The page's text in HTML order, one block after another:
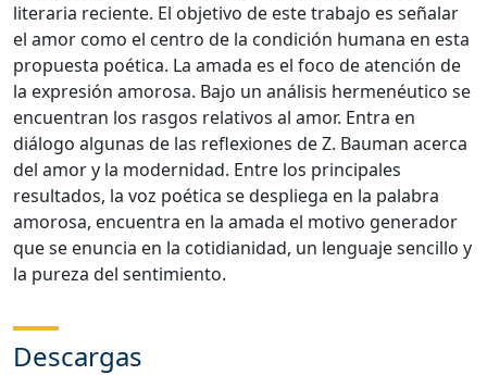
literaria reciente. El objetivo de este trabajo es señalar
el amor como el centro de la condición humana en esta
propuesta poética. La amada es el foco de atención de
la expresión amorosa. Bajo un análisis hermenéutico se
encuentran los rasgos relativos al amor. Entra en
diálogo algunas de las reflexiones de Z. Bauman acerca
del amor y la modernidad. Entre los principales
resultados, la voz poética se despliega en la palabra
amorosa, encuentra en la amada el motivo generador
que se enuncia en la cotidianidad, un lenguaje sencillo y
la pureza del sentimiento.
Descargas